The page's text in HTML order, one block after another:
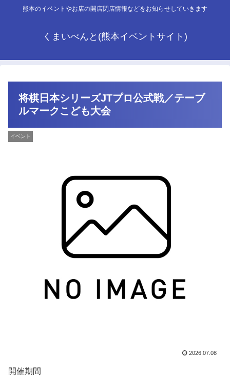
熊本のイベントやお店の開店閉店情報などをお知らせしていきます
くまいべんと(熊本イベントサイト)
将棋日本シリーズJTプロ公式戦／テーブ
ルマークこども大会
イベント
2026.07.08
開催期間